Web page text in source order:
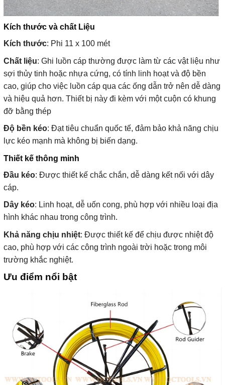
Kích thước và chất Liệu
Kích thước: Phi 11 x 100 mét
Chất liệu: Ghi luồn cáp thường được làm từ các vật liệu như
sợi thủy tinh hoặc nhựa cứng, có tính linh hoạt và độ bền
cao, giúp cho việc luồn cáp qua các ống dẫn trở nên dễ dàng
và hiệu quả hơn. Thiết bị này đi kèm với một cuộn có khung
đỡ bằng thép
Độ bền kéo: Đạt tiêu chuẩn quốc tế, đảm bảo khả năng chịu
lực kéo mạnh mà không bị biến dạng.
Thiết kế thông minh
Đầu kéo: Được thiết kế chắc chắn, dễ dàng kết nối với dây
cáp.
Dây kéo: Linh hoạt, dễ uốn cong, phù hợp với nhiều loại địa
hình khác nhau trong công trình.
Khả năng chịu nhiệt: Được thiết kế để chịu được nhiệt độ
cao, phù hợp với các công trình ngoài trời hoặc trong môi
trường khắc nghiệt.
Ưu điểm nổi bật